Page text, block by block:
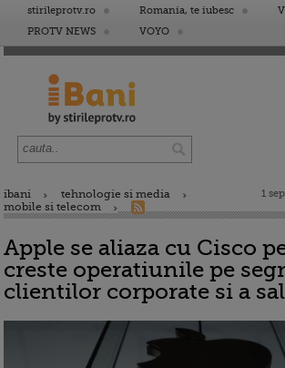
stirileprotv.ro Romania, te iubesc
PROTV NEWS
VOYO
ibani
tehnologie si media
mobile si telecom
1
Apple se aliaza cu Cisco
creste operatiunile pe
clientilor corporate si a